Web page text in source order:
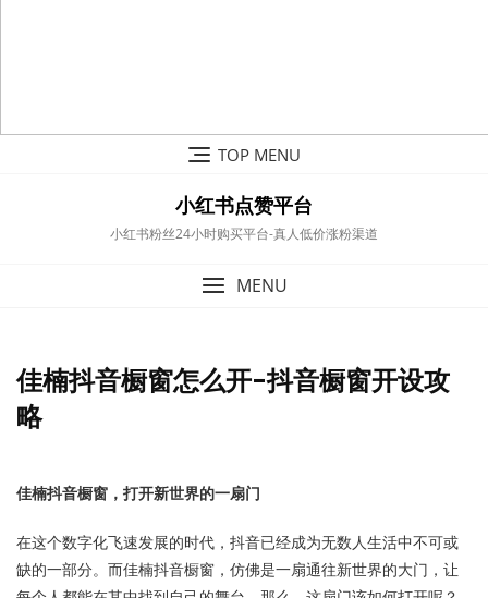
TOP MENU
小红书点赞平台
小红书粉丝24小时购买平台-真人低价涨粉渠道
MENU
佳楠抖音橱窗怎么开-抖音橱窗开设攻
略
佳楠抖音橱窗，打开新世界的一扇门
在这个数字化飞速发展的时代，抖音已经成为无数人生活中不可或
缺的一部分。而佳楠抖音橱窗，仿佛是一扇通往新世界的大门，让